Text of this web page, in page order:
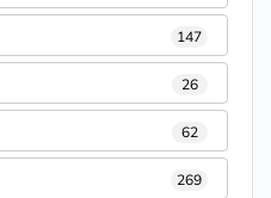
147
26
62
269